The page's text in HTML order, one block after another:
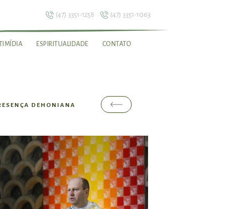
(47) 3351-1258 (47) 3351-1063
ESPIRITUALIDADE CONTATO
DEHONIANA